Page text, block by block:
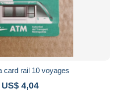
card rail 10 voyages
4,04